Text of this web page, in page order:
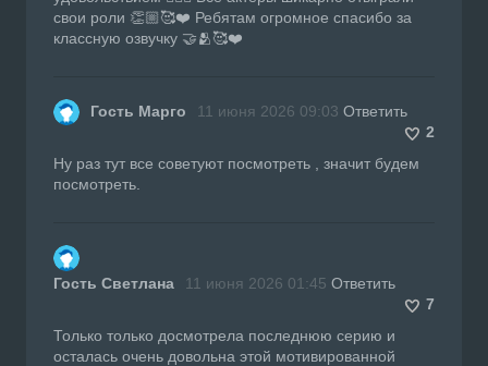
свои роли 👏🏼🥰❤️ Ребятам огромное спасибо за
классную озвучку 🤝🫂🥰❤️
Гость Марго 11 июня 2026 09:03 Ответить
2
Ну раз тут все советуют посмотреть , значит будем
посмотреть.
Гость Светлана 11 июня 2026 01:45 Ответить
7
Только только досмотрела последнюю серию и
осталась очень довольна этой мотивированной